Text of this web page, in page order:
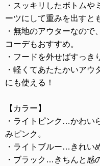
・スッキリしたボトム
ーツにして重みを出す
・無地のアウターなので
コーデもおすすめ。
・フードを外せばすっき
・軽くてあたたかいア
にも使える！
【カラー】
・ライトピンク…かわい
みピンク。
・ライトブルー…きれい
・ブラック…きちんと感